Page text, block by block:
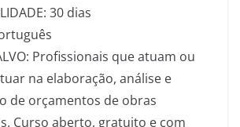
30 dias
Profissionais que atuam ou
na elaboração, análise e
de orçamentos de obras
Curso aberto, gratuito e com